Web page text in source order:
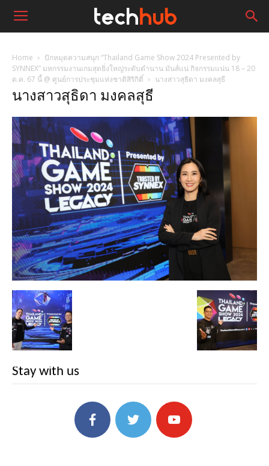
Home
ปักหมุดความสนุก “Thailand Game Show 2024 Presented by
SYNNEX” มหกรรมงานเกมสุดยิ่งใหญ่ระดับตำนาน มันส์แน่ กิจกรรมแน่น 18 – 20
ต.ค. 67 นี้ @ ศูนย์การประชุมแห่งชาติสิริกิติ์
นางสาวสุธิดา มงคลสุธี
นางสาวสุธิดา มงคลสุธี
Stay with us